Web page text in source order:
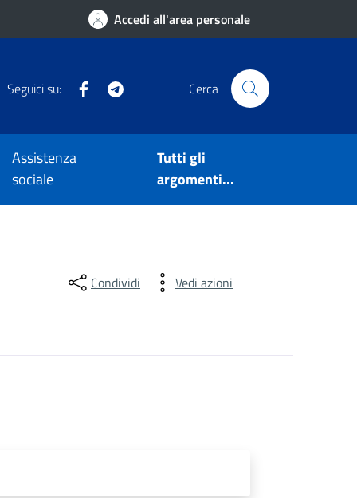
Accedi all'area personale
Seguici su: Facebook Cerca
Assistenza
sociale
Tutti gli
argomenti...
Condividi Vedi azioni